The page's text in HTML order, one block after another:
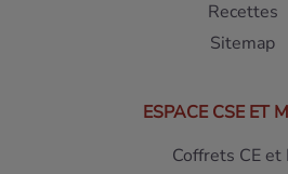
Recettes
Sitemap
ESPACE CSE ET
Coffrets CE et